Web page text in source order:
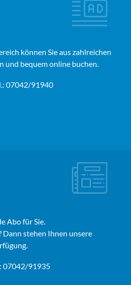
können Sie aus zahlreichen
und bequem online buchen.
07042/91940
Abo für Sie.
Dann stehen Ihnen unsere
07042/91935